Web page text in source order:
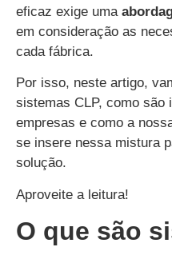
eficaz exige uma
em consideração as
cada fábrica.
Por isso, neste artigo,
sistemas CLP, como são
empresas e como a
se insere nessa mistura
solução.
Aproveite a leitura!
O que são